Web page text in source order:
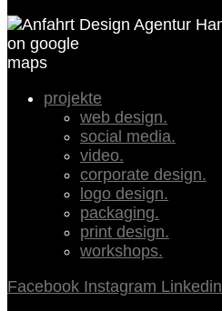
on google
maps
projekte
web design.
social media.
video.
corporate design.
logo design.
packaging.
print design.
workshops.
Facebook Instagram Linkedin